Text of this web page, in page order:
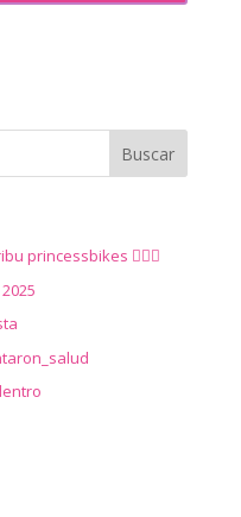
princessbikes 🚴‍♀️✨